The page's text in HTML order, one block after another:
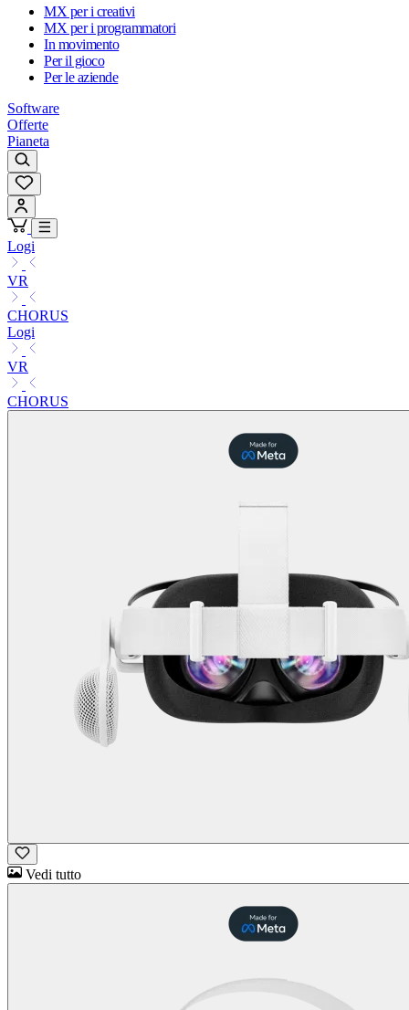
MX per i creativi
MX per i programmatori
In movimento
Per il gioco
Per le aziende
Software
Offerte
Pianeta
Logi
VR
CHORUS
Logi
VR
CHORUS
Vedi tutto